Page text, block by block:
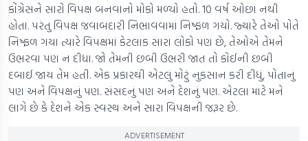
કોંગ્રેસને સારો વિપક્ષ બનવાનો મોકો મળ્યો હતો. 10 વર્ષ ઓછા નથી
હોતા. પરંતુ વિપક્ષ જવાબદારી નિભાવવામાં નિષ્ફળ ગયો. જ્યારે તેઓ પોતે
નિષ્ફળ ગયા ત્યારે વિપક્ષમાં કેટલાક સારા લોકો પણ છે, તેઓએ તેમને
ઉભરવા પણ ન દીધા. જો તેમની છબી ઉભરી જાત તો કોઈની છબી
દબાઈ જાય તેમ હતી. એક પ્રકારથી એટલું મોટું નુકસાન કરી દીધું, પોતાનું
પણ અને વિપક્ષનું પણ. સંસદનું પણ અને દેશનું પણ. એટલા માટે મને
લાગે છે કે દેશને એક સ્વસ્થ અને સારા વિપક્ષની જરૂર છે.
ADVERTISEMENT